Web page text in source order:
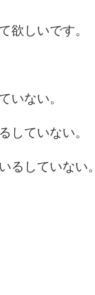
欲しいです。
いない。
していない。
るしていない。